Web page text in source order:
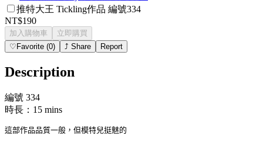
推特大王 Tickling作品 編號334
NT$190
加入購物車
立即購買
♡ Favorite (0) ⤴ Share Report
Description
編號 334
時長：15 mins
這部作品品質一般，但模特兒挺魅的